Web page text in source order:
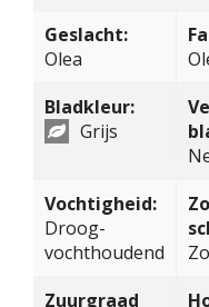
Geslacht:
Olea
Bladkleur:
Grijs
Vochtigheid:
Droog-
vochthoudend
Zuurgraad